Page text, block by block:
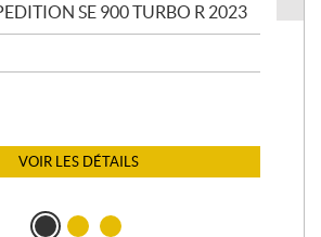
SE 900 TURBO R 2023
VOIR LES DÉTAILS